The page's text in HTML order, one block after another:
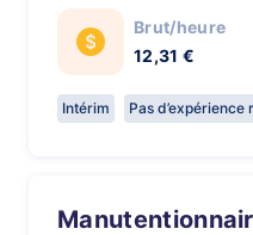
Brut/heure
12,31 €
Intérim Pas d’expérience
Manutentionnaire / Aide